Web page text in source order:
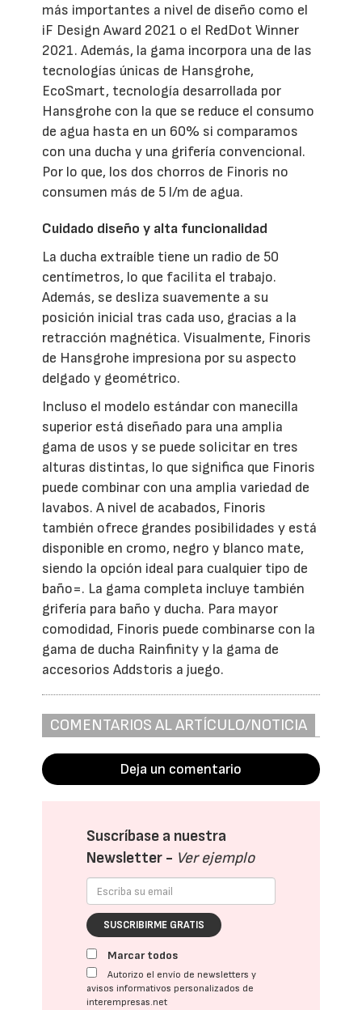
más importantes a nivel de diseño como el
iF Design Award 2021 o el RedDot Winner
2021. Además, la gama incorpora una de las
tecnologías únicas de Hansgrohe,
EcoSmart, tecnología desarrollada por
Hansgrohe con la que se reduce el consumo
de agua hasta en un 60% si comparamos
con una ducha y una grifería convencional.
Por lo que, los dos chorros de Finoris no
consumen más de 5 l/m de agua.
Cuidado diseño y alta funcionalidad
La ducha extraíble tiene un radio de 50
centímetros, lo que facilita el trabajo.
Además, se desliza suavemente a su
posición inicial tras cada uso, gracias a la
retracción magnética. Visualmente, Finoris
de Hansgrohe impresiona por su aspecto
delgado y geométrico.
Incluso el modelo estándar con manecilla
superior está diseñado para una amplia
gama de usos y se puede solicitar en tres
alturas distintas, lo que significa que Finoris
puede combinar con una amplia variedad de
lavabos. A nivel de acabados, Finoris
también ofrece grandes posibilidades y está
disponible en cromo, negro y blanco mate,
siendo la opción ideal para cualquier tipo de
baño=. La gama completa incluye también
grifería para baño y ducha. Para mayor
comodidad, Finoris puede combinarse con la
gama de ducha Rainfinity y la gama de
accesorios Addstoris a juego.
COMENTARIOS AL ARTÍCULO/NOTICIA
Deja un comentario
Suscríbase a nuestra
Newsletter - Ver ejemplo
SUSCRIBIRME GRATIS
Marcar todos
Autorizo el envío de newsletters y
avisos informativos personalizados de
interempresas.net